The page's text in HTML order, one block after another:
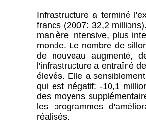
Infrastructure a terminé
francs (2007: 32,2
manière intensive, plus
monde. Le nombre de
de nouveau augmenté,
l'infrastructure a entraîné
élevés. Elle a
qui est négatif: -10,1
des moyens
les programmes
réalisés.